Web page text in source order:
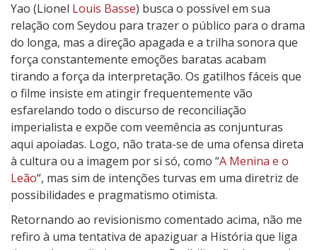
Yao (Lionel Louis Basse) busca o possível em sua
relação com Seydou para trazer o público para o drama
do longa, mas a direção apagada e a trilha sonora que
força constantemente emoções baratas acabam
tirando a força da interpretação. Os gatilhos fáceis que
o filme insiste em atingir frequentemente vão
esfarelando todo o discurso de reconciliação
imperialista e expõe com veemência as conjunturas
aqui apoiadas. Logo, não trata-se de uma ofensa direta
à cultura ou a imagem por si só, como “A Menina e o
Leão“, mas sim de intenções turvas em uma diretriz de
possibilidades e pragmatismo otimista.
Retornando ao revisionismo comentado acima, não me
refiro à uma tentativa de apaziguar a História que liga